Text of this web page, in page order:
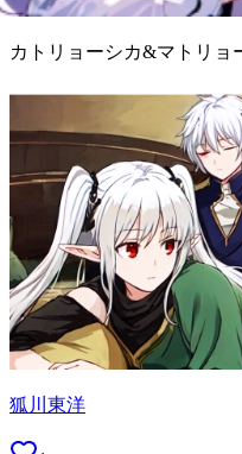
カトリョーシカ&マトリョ
狐川東洋